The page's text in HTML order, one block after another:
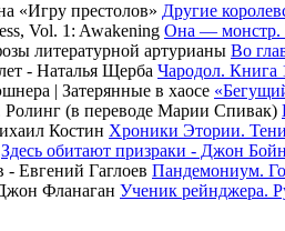
Другие
Она — монстр.
Во
Чародол. Книга
Хроники Этории.
Здесь обитают призраки - Джон Бойн
Пандемониум.
Ученик рейнджера.